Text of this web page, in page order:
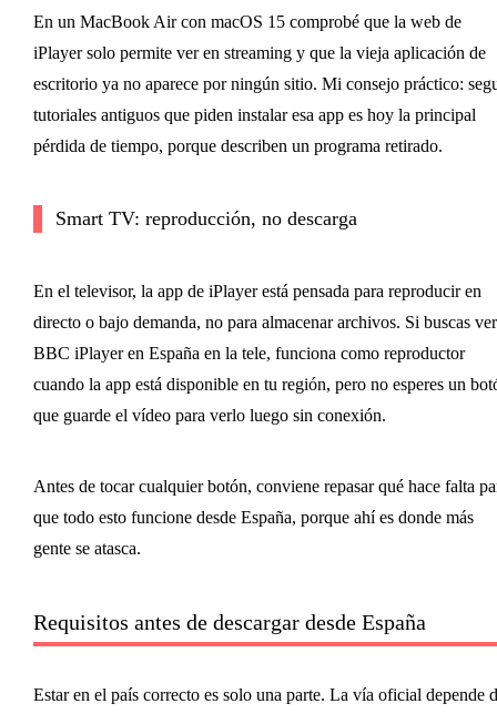
En un MacBook Air con macOS 15 comprobé que la web de
iPlayer solo permite ver en streaming y que la vieja aplicación de
escritorio ya no aparece por ningún sitio. Mi consejo práctico:
tutoriales antiguos que piden instalar esa app es hoy la principal
pérdida de tiempo, porque describen un programa retirado.
Smart TV: reproducción, no descarga
En el televisor, la app de iPlayer está pensada para reproducir en
directo o bajo demanda, no para almacenar archivos. Si buscas ver
BBC iPlayer en España en la tele, funciona como reproductor
cuando la app está disponible en tu región, pero no esperes un
que guarde el vídeo para verlo luego sin conexión.
Antes de tocar cualquier botón, conviene repasar qué hace falta
que todo esto funcione desde España, porque ahí es donde más
gente se atasca.
Requisitos antes de descargar desde España
Estar en el país correcto es solo una parte. La vía oficial depende